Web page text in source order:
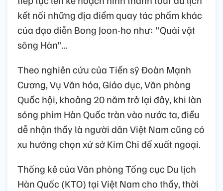
kết nối những địa điểm quay tác phẩm khác
của đạo diễn Bong Joon-ho như: "Quái vật
sông Hàn"...
Theo nghiên cứu của Tiến sỹ Đoàn Mạnh
Cương, Vụ Văn hóa, Giáo dục, Văn phòng
Quốc hội, khoảng 20 năm trở lại đây, khi làn
sóng phim Hàn Quốc tràn vào nước ta, điều
dễ nhận thấy là người dân Việt Nam cũng có
xu hướng chọn xứ sở Kim Chi để xuất ngoại.
Thống kê của Văn phòng Tổng cục Du lịch
Hàn Quốc (KTO) tại Việt Nam cho thấy, thời